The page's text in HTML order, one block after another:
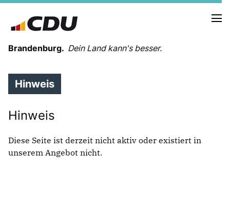
Brandenburg. Dein Land kann's besser.
LANDESGESCHÄFTSSTELLE
ORGANISATION
Hinweis
Hinweis
Diese Seite ist derzeit nicht aktiv oder existiert in
unserem Angebot nicht.